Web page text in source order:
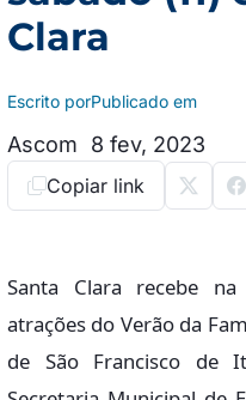
Clara
Escrito por
Ascom
Publicado em
8 fev, 2023
Copiar link
Santa Clara recebe
atrações do Verão da
de São Francisco de